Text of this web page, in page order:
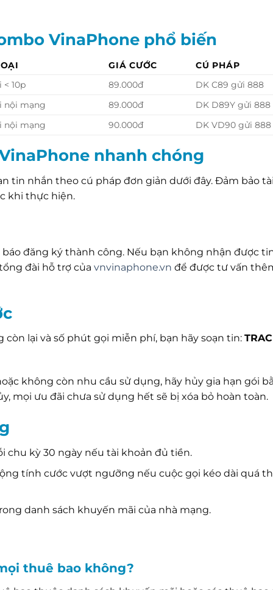
VinaPhone phổ biến
GIÁ CƯỚC
CÚ PHÁP
10p
89.000đ
DK C89 gửi 888
nội mạng
89.000đ
DK D89Y gửi 888
nội mạng
90.000đ DK VD90 gửi 888
nhanh chóng
tin nhắn theo cú pháp đơn giản dưới đây. Đảm bảo
khi thực hiện.
đăng ký thành công. Nếu bạn không nhận được
đài hỗ trợ của vnvinaphone.vn để được tư vấn
lại và số phút gọi miễn phí, bạn hãy soạn tin:
không còn nhu cầu sử dụng, hãy hủy gia hạn gói
mọi ưu đãi chưa sử dụng hết sẽ bị xóa bỏ hoàn toàn.
chu kỳ 30 ngày nếu tài khoản đủ tiền.
tính cước vượt ngưỡng nếu cuộc gọi kéo dài quá
danh sách khuyến mãi của nhà mạng.
thuê bao không?